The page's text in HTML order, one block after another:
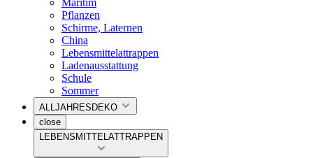
Pflanzen
Schirme, Laternen
China
Lebensmittelattrappen
Ladenausstattung
Schule
Sommer
ALLJAHRESDEKO
close
LEBENSMITTELATTRAPPEN